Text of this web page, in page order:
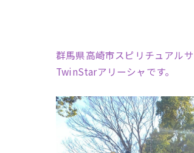
群馬県高崎市スピリチュアル
TwinStarアリーシャです。